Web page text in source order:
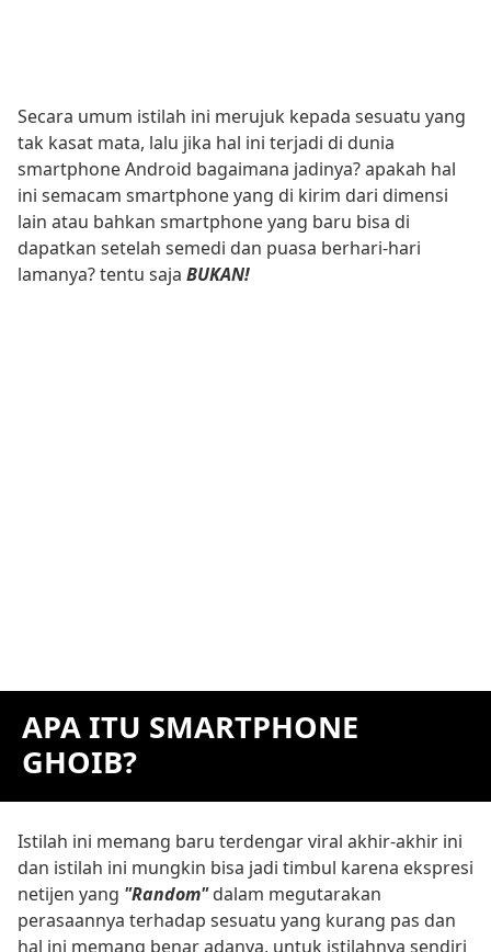
Secara umum istilah ini merujuk kepada sesuatu yang
tak kasat mata, lalu jika hal ini terjadi di dunia
smartphone Android bagaimana jadinya? apakah hal
ini semacam smartphone yang di kirim dari dimensi
lain atau bahkan smartphone yang baru bisa di
dapatkan setelah semedi dan puasa berhari-hari
lamanya? tentu saja BUKAN!
APA ITU SMARTPHONE
GHOIB?
Istilah ini memang baru terdengar viral akhir-akhir ini
dan istilah ini mungkin bisa jadi timbul karena ekspresi
netijen yang "Random"dalam megutarakan
perasaannya terhadap sesuatu yang kurang pas dan
hal ini memang benar adanya, untuk istilahnya sendiri